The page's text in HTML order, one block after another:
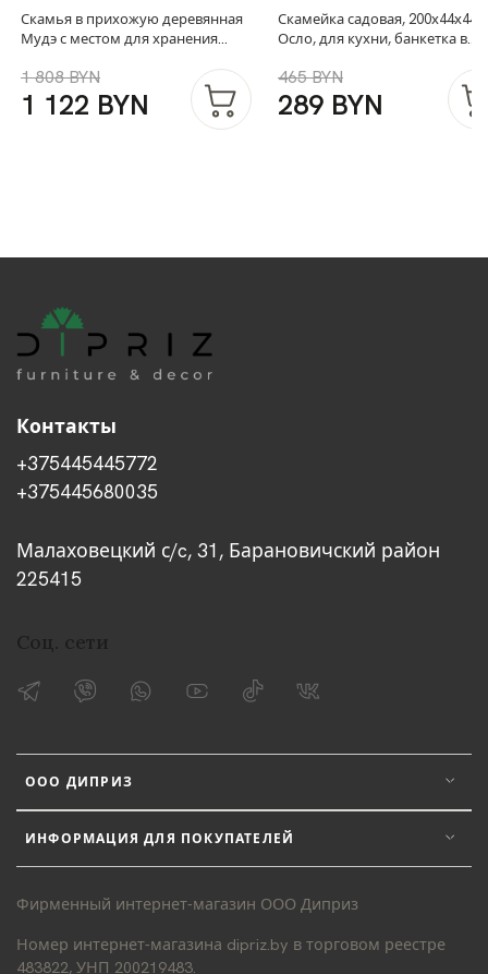
Скамья в прихожую деревянная
Мудэ с местом для хранения
массива дуба, скамья для спальни
1 808 BYN
1 122 BYN
Скамейка садовая, 200х44х44,
Осло, для кухни, банкетка в
белый
465 BYN
289 BYN
ООО ДИПРИЗ
ИНФОРМАЦИЯ ДЛЯ ПОКУПАТЕЛЕЙ
Контакты
+375445445772
+375445680035
Малаховецкий с/c, 31, Барановичский район
225415
Соц. сети
Фирменный интернет-магазин ООО Диприз
Номер интернет-магазина dipriz.by в торговом реестре
483822, УНП 200219483.